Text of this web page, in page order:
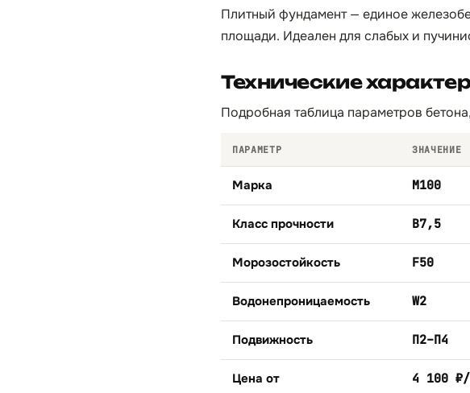
Плитный фундамент — единое
площади. Идеален для слабых и
Технические
Подробная таблица параметров
ПАРАМЕТР ЗНАЧЕНИЕ
Марка М100
Класс прочности B7,5
Морозостойкость F50
Водонепроницаемость W2
Подвижность П2–П4
Цена от 4 100 ₽/